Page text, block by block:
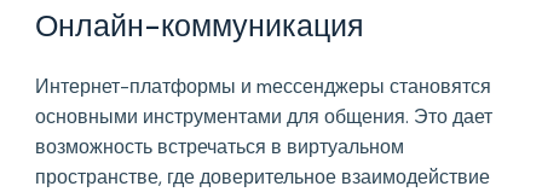
Онлайн-коммуникация
Интернет-платформы и mессенджеры становятся
основными инструментами для общения. Это дает
возможность встречаться в виртуальном
пространстве, где доверительное взаимодействие